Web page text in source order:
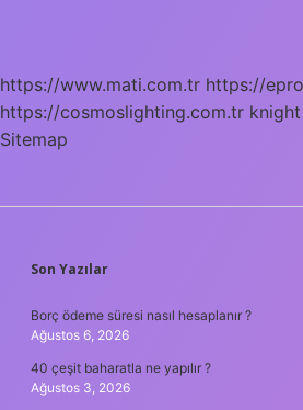
https://www.mati.com.tr https://
https://cosmoslighting.com.tr
Sitemap
SIDEBAR
Son Yazılar
Borç ödeme süresi nasıl hesaplanır ?
Ağustos 6, 2026
40 çeşit baharatla ne yapılır ?
Ağustos 3, 2026